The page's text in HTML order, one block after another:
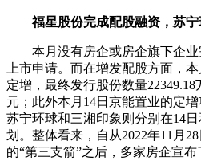
福星股份完成配股融资，苏
本月没有房企或房企旗下企业
上市申请。而在增发配股方面，
定增，最终发行股份数量
元；此外本月14日京能置业的定
苏宁环球和三湘印象则分别在14
划。整体看来，自从2022年11月
的“第三支箭”之后，多家房企宣